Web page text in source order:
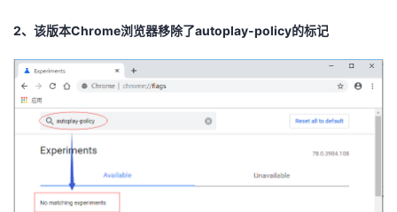
坛
圈
子
的
直
播
我
的
活
动
我
的
关
注
2、该版本Chrome浏览器移除了autoplay-policy的标记